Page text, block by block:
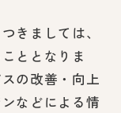
きましては、
ととなりま
の改善・向上
などによる情